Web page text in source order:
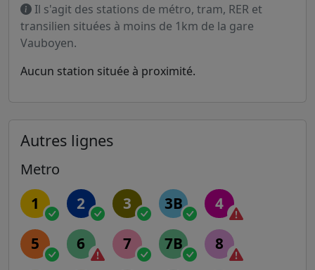
Il s'agit des stations de métro, tram, RER et
transilien situées à moins de 1km de la gare
Vauboyen.
Aucun station située à proximité.
Autres lignes
Metro
1 2 3 3B 4
5 6 7 7B 8